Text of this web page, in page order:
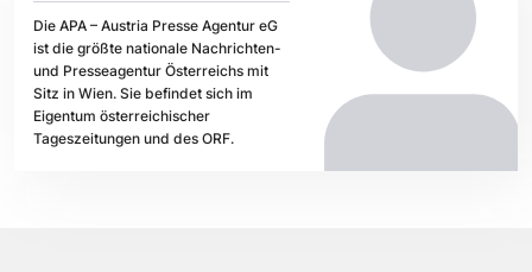
Die APA – Austria Presse Agentur eG
ist die größte nationale Nachrichten-
und Presseagentur Österreichs mit
Sitz in Wien. Sie befindet sich im
Eigentum österreichischer
Tageszeitungen und des ORF.